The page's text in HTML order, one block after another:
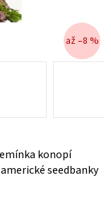
konopí
seedbanky
až –8 %